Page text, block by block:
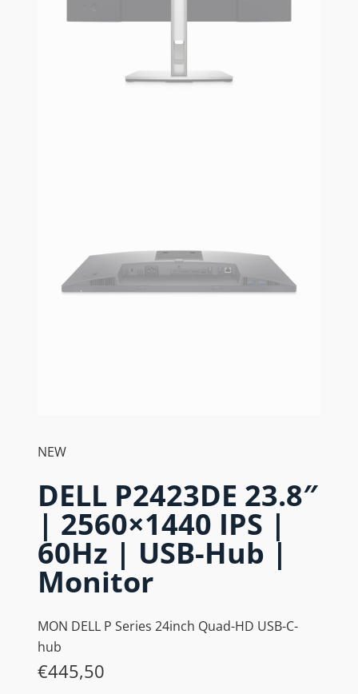
NEW
DELL P2423DE 23.8″
| 2560×1440 IPS |
60Hz | USB-Hub |
Monitor
MON DELL P Series 24inch Quad-HD USB-C-
hub
€445,50